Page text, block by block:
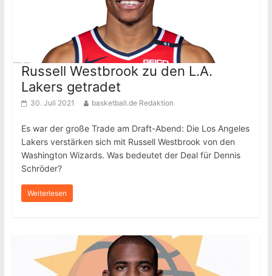
Russell Westbrook zu den L.A.
Lakers getradet
30. Juli 2021 basketball.de Redaktion
Es war der große Trade am Draft-Abend: Die Los Angeles
Lakers verstärken sich mit Russell Westbrook von den
Washington Wizards. Was bedeutet der Deal für Dennis
Schröder?
Weiterlesen